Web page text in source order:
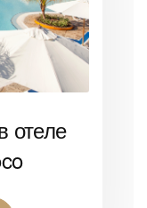
отеле